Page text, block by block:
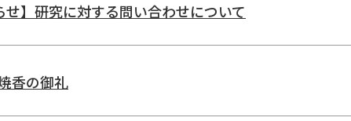
せ】研究に対する問い合わせについて
香の御礼